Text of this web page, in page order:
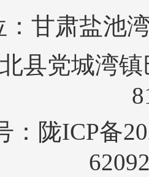
：甘肃盐池
县党城湾
： 陇ICP备